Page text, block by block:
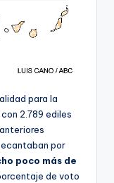
para la
2.789 ediles
por
poco más de
de voto